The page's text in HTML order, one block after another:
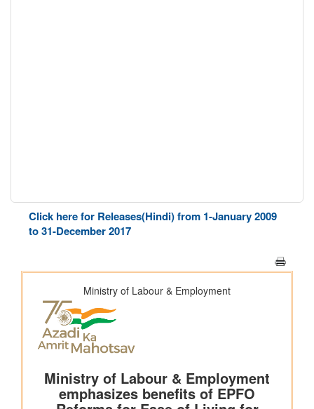
Click here for Releases(Hindi) from 1-January 2009
to 31-December 2017